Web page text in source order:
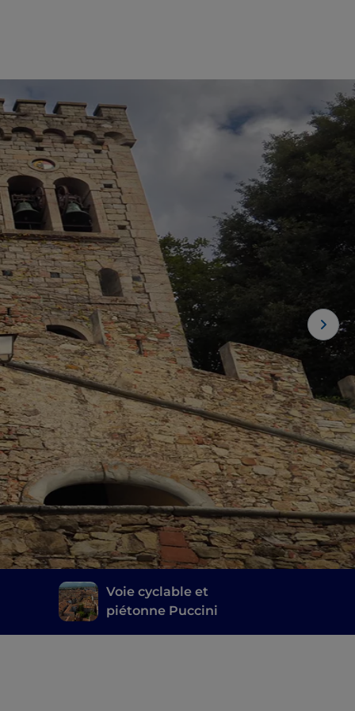
Voie cyclable et
piétonne Puccini